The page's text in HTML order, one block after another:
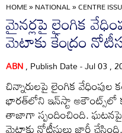
HOME»NATIONAL»CENTRE
మైనర్లపై లైంగిక
మెటాకు కేంద్రం
ABN, Publish Date - Jul 03 ,
చిన్నారులపై లైంగిక వేధింపుల
భారత్‌లోని ఇన్‌స్టా అకౌంట్స్‌లో
తాజాగా స్పందించింది. ఘటనపై